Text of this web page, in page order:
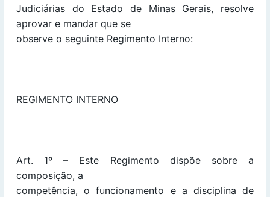
Judiciárias do Estado de Minas Gerais, resolve
aprovar e mandar que se
observe o seguinte Regimento Interno:
REGIMENTO INTERNO
Art. 1º – Este Regimento dispõe sobre a
composição, a
competência, o funcionamento e a disciplina de